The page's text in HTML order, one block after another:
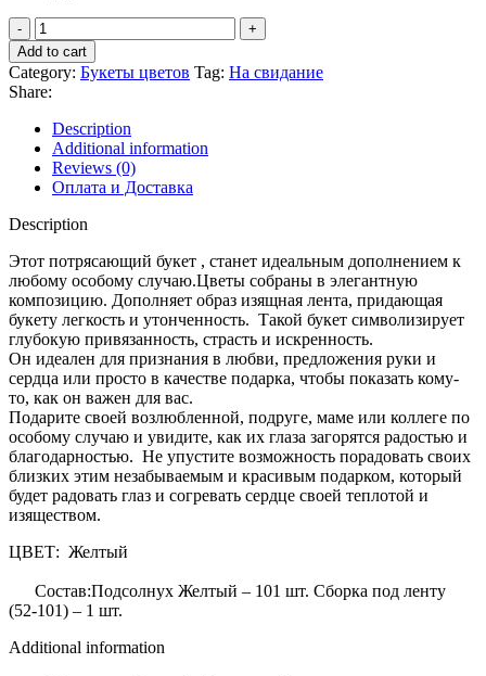
101
Подсолнух
quantity
Add to cart
Category: Букеты цветов Tag: На свидание
Share:
Description
Additional information
Reviews (0)
Оплата и Доставка
Description
Этот потрясающий букет , станет идеальным дополнением к
любому особому случаю.Цветы собраны в элегантную
композицию. Дополняет образ изящная лента, придающая
букету легкость и утонченность. Такой букет символизирует
глубокую привязанность, страсть и искренность.
Он идеален для признания в любви, предложения руки и
сердца или просто в качестве подарка, чтобы показать кому-
то, как он важен для вас.
Подарите своей возлюбленной, подруге, маме или коллеге по
особому случаю и увидите, как их глаза загорятся радостью и
благодарностью. Не упустите возможность порадовать своих
близких этим незабываемым и красивым подарком, который
будет радовать глаз и согревать сердце своей теплотой и
изяществом.
ЦВЕТ: Желтый
Состав:Подсолнух Желтый – 101 шт. Сборка под ленту
(52-101) – 1 шт.
Additional information